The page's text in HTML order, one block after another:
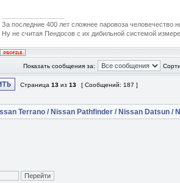
За последние 400 лет сложнее паровоза человечество
Ну не считая Пендосов с их дибильной системой
Показать сообщения за:
Страница 13 из 13 [ Сообщений: 187 ]
Terrano / Nissan Pathfinder / Nissan Datsun /